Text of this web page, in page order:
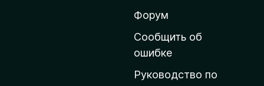
Форум
Сообщить об
ошибке
Руководство по